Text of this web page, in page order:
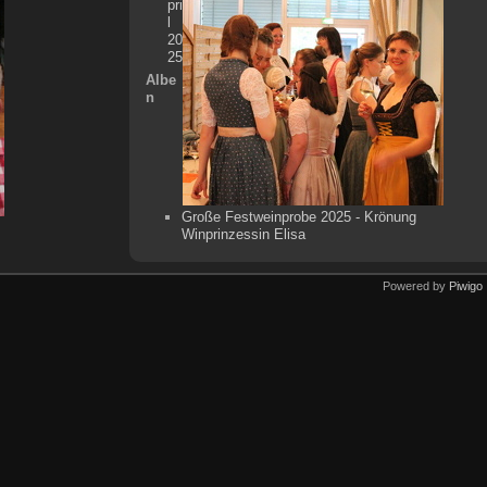
pri
l
20
25
Albe
n
Große Festweinprobe 2025 - Krönung
Winprinzessin Elisa
Powered by Piwigo